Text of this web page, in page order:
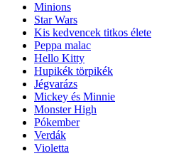
Minions
Star Wars
Kis kedvencek titkos élete
Peppa malac
Hello Kitty
Hupikék törpikék
Jégvarázs
Mickey és Minnie
Monster High
Pókember
Verdák
Violetta